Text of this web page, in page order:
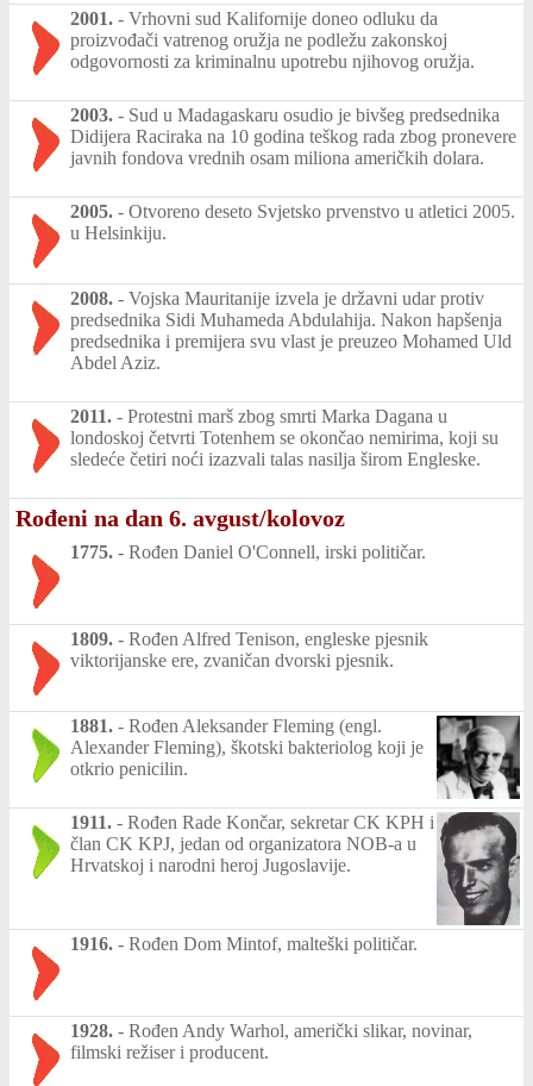
2001. - Vrhovni sud Kalifornije doneo odluku da
proizvođači vatrenog oružja ne podležu zakonskoj
odgovornosti za kriminalnu upotrebu njihovog oružja.
2003. - Sud u Madagaskaru osudio je bivšeg predsednika
Didijera Raciraka na 10 godina teškog rada zbog pronevere
javnih fondova vrednih osam miliona američkih dolara.
2005. - Otvoreno deseto Svjetsko prvenstvo u atletici 2005.
u Helsinkiju.
2008. - Vojska Mauritanije izvela je državni udar protiv
predsednika Sidi Muhameda Abdulahija. Nakon hapšenja
predsednika i premijera svu vlast je preuzeo Mohamed Uld
Abdel Aziz.
2011. - Protestni marš zbog smrti Marka Dagana u
londoskoj četvrti Totenhem se okončao nemirima, koji su
sledeće četiri noći izazvali talas nasilja širom Engleske.
Rođeni na dan 6. avgust/kolovoz
1775. - Rođen Daniel O'Connell, irski političar.
1809. - Rođen Alfred Tenison, engleske pjesnik
viktorijanske ere, zvaničan dvorski pjesnik.
1881. - Rođen Aleksander Fleming (engl.
Alexander Fleming), škotski bakteriolog koji je
otkrio penicilin.
1911. - Rođen Rade Končar, sekretar CK KPH i
član CK KPJ, jedan od organizatora NOB-a u
Hrvatskoj i narodni heroj Jugoslavije.
1916. - Rođen Dom Mintof, malteški političar.
1928. - Rođen Andy Warhol, američki slikar, novinar,
filmski režiser i producent.